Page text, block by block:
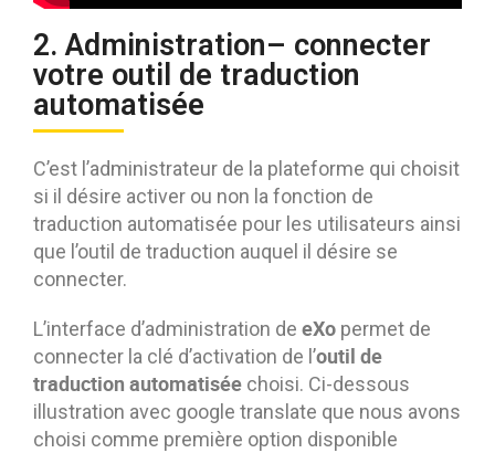
2. Administration– connecter
votre outil de traduction
automatisée
C’est l’administrateur de la plateforme qui choisit
si il désire activer ou non la fonction de
traduction automatisée pour les utilisateurs ainsi
que l’outil de traduction auquel il désire se
connecter.
L’interface d’administration de eXo permet de
connecter la clé d’activation de l’outil de
traduction automatisée choisi. Ci-dessous
illustration avec google translate que nous avons
choisi comme première option disponible